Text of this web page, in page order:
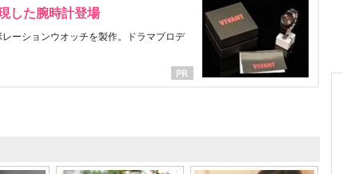
した腕時計登場
ーションウオッチを製作。ドラマプロデ